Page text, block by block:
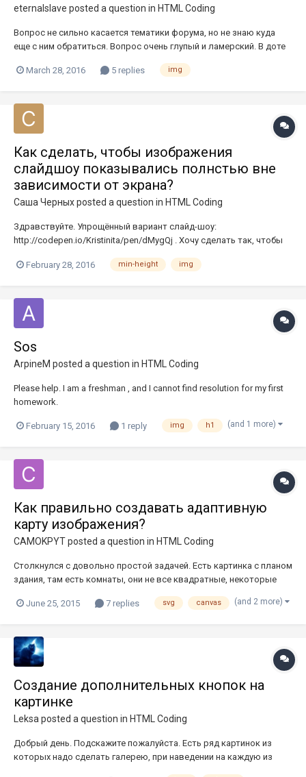
eternalslave posted a question in HTML Coding
Вопрос не сильно касается тематики форума, но не знаю куда
еще с ним обратиться. Вопрос очень глупый и ламерский. В доте
туда разного вида картинки, вчера пришел к тому, что <img src=>
March 28, 2016 5 replies img
Как сделать, чтобы изображения
слайдшоу показывались полнстью вне
зависимости от экрана?
Саша Черныхposted a question in HTML Coding
Здравствуйте. Упрощённый вариант слайд-шоу:
http://codepen.io/Kristinita/pen/dMygQj . Хочу сделать так, чтобы
полностью, а не обрезками, как на скрине ниже . Т. е. если
February 28, 2016 min-height img
Sos
ArpineM posted a question in HTML Coding
Please help. I am a freshman , and I cannot find resolution for my first
homework.
February 15, 2016 1 reply img h1 (and 1 more)
Как правильно создавать адаптивную
карту изображения?
CAMOKPYTposted a question in HTML Coding
Столкнулся с довольно простой задачей. Есть картинка с планом
здания, там есть комнаты, они не все квадратные, некоторые
некоторую комнату затенить область. На выбор были Canvas,
прост...
June 25, 2015 7 replies svg canvas (and 2 more)
Создание дополнительных кнопок на
картинке
Leksaposted a question in HTML Coding
Добрый день. Подскажите пожалуйста. Есть ряд картинок из
которых надо сделать галерею, при наведении на каждую из